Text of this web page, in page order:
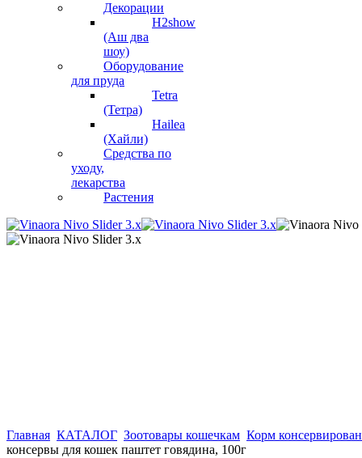
Декорации
H2show
(Аш два
шоу)
Оборудование
для пруда
Tetra
(Тетра)
Hailea
(Хайли)
Средства по
уходу,
лекарства
Растения
Главная КАТАЛОГ Зоотовары кошечкам Корм
консервы для кошек паштет говядина, 100г